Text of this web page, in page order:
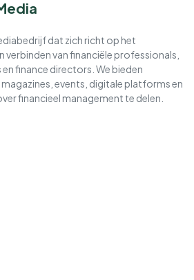
dat zich richt op het
verbinden van financiële professionals,
finance directors. We bieden
events, digitale platforms en
financieel management te delen.